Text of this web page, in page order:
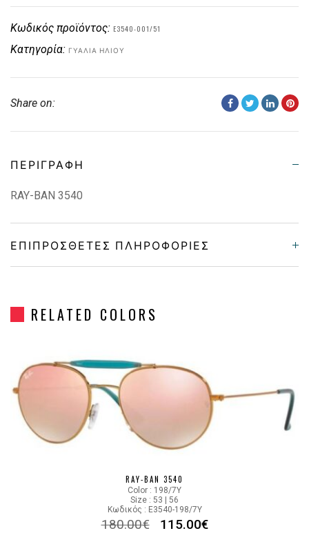
Κωδικός προϊόντος: E3540-001/51
Κατηγορία: ΓΥΑΛΙΆ ΗΛΊΟΥ
Share on:
ΠΕΡΙΓΡΑΦΉ
RAY-BAN 3540
ΕΠΙΠΡΌΣΘΕΤΕΣ ΠΛΗΡΟΦΟΡΊΕΣ
Gender Unisex
Lens Color GRADIENT BROWN
RELATED COLORS
RAY-BAN 3540
Color : 198/7Y
Size : 53 | 56
Κωδικός : E3540-198/7Y
180.00€ 115.00€